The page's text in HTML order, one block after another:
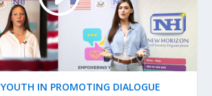
IN PROMOTING DIALOGUE